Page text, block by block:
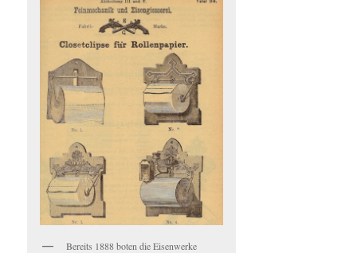
Bereits 1888 boten die Eisenwerke